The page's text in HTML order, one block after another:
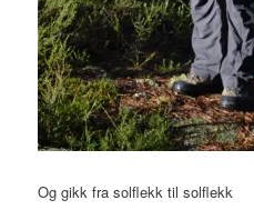
Og gikk fra solflekk til solflekk